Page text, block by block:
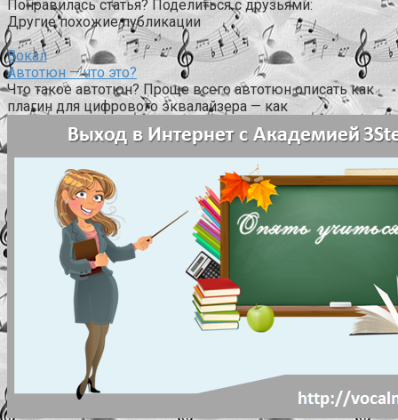
Понравилась статья? Поделиться с друзьями:
Другие похожие публикации
Вокал
Автотюн — что это?
Что такое автотюн? Проще всего автотюн описать как
плагин для цифрового эквалайзера — как